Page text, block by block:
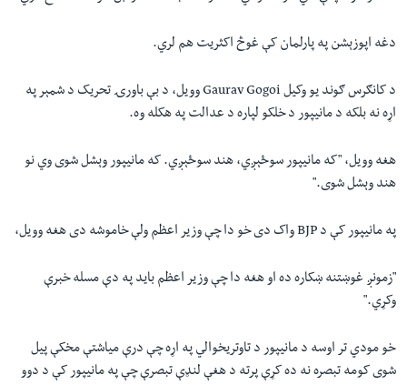
دغه اپوزېشن په پارلمان کې غوڅ اکثریت هم لري.
د کانګرس ګوند یو وکیل Gaurav Gogoi وویل، د بې باورۍ تحریک د شمېر په
اړه نه بلکه د مانیپور د خلکو لپاره د عدالت په هکله وه.
هغه وویل، "که مانیپور سوځېږي، هند سوځېږي. که مانیپور وېشل شوی وي نو
هند وېشل شوی."
په مانیپور کې د BJP واک دی خو دا چې وزیر اعظم ولې خاموشه دی هغه وویل،
"زمونږ غوښتنه ښکاره ده او هغه دا چې وزیر اعظم باید په دې مسله خبرې
وکړي."
خو مودي تر اوسه د مانیپور د تاوتریخوالي په اړه چې درې میاشتې مخکې پیل
شوی کومه تبصره نه ده کړې پرته د هغې لنډې تبصرې چې په مانیپور کې د دوو